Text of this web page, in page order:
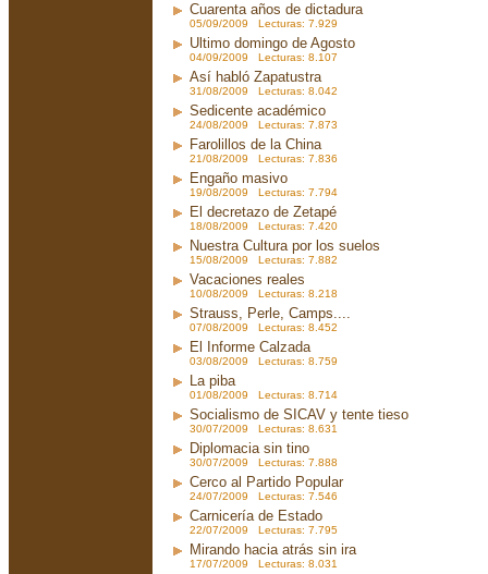
Cuarenta años de dictadura
05/09/2009 Lecturas: 7.929
Ultimo domingo de Agosto
04/09/2009 Lecturas: 8.107
Así habló Zapatustra
31/08/2009 Lecturas: 8.042
Sedicente académico
24/08/2009 Lecturas: 7.873
Farolillos de la China
21/08/2009 Lecturas: 7.836
Engaño masivo
19/08/2009 Lecturas: 7.794
El decretazo de Zetapé
18/08/2009 Lecturas: 7.420
Nuestra Cultura por los suelos
15/08/2009 Lecturas: 7.882
Vacaciones reales
10/08/2009 Lecturas: 8.218
Strauss, Perle, Camps....
07/08/2009 Lecturas: 8.452
El Informe Calzada
03/08/2009 Lecturas: 8.759
La piba
01/08/2009 Lecturas: 8.714
Socialismo de SICAV y tente tieso
30/07/2009 Lecturas: 8.631
Diplomacia sin tino
30/07/2009 Lecturas: 7.888
Cerco al Partido Popular
24/07/2009 Lecturas: 7.546
Carnicería de Estado
22/07/2009 Lecturas: 7.795
Mirando hacia atrás sin ira
17/07/2009 Lecturas: 8.031